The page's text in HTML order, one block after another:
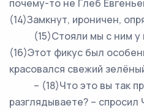
почему-то не Глеб
(14)Замкнут, ироничен,
(15)Стояли мы с ним у
(16)Этот фикус был
красовался свежий
– (18)Что это вы так
разглядываете? – спросил